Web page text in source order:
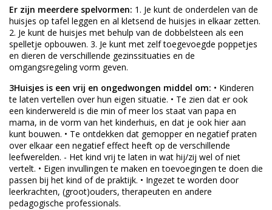
Er zijn meerdere spelvormen: 1. Je kunt de onderdelen van de
huisjes op tafel leggen en al kletsend de huisjes in elkaar zetten.
2. Je kunt de huisjes met behulp van de dobbelsteen als een
spelletje opbouwen. 3. Je kunt met zelf toegevoegde poppetjes
en dieren de verschillende gezinssituaties en de
omgangsregeling vorm geven.
3Huisjes is een vrij en ongedwongen middel om: • Kinderen
te laten vertellen over hun eigen situatie. • Te zien dat er ook
een kinderwereld is die min of meer los staat van papa en
mama, in de vorm van het kinderhuis, en dat je ook hier aan
kunt bouwen. • Te ontdekken dat gemopper en negatief praten
over elkaar een negatief effect heeft op de verschillende
leefwerelden. - Het kind vrij te laten in wat hij/zij wel of niet
vertelt. • Eigen invullingen te maken en toevoegingen te doen die
passen bij het kind of de praktijk. • Ingezet te worden door
leerkrachten, (groot)ouders, therapeuten en andere
pedagogische professionals.